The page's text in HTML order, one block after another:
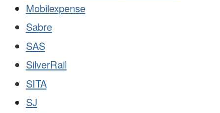
Mobilexpense
Sabre
SAS
SilverRail
SITA
SJ